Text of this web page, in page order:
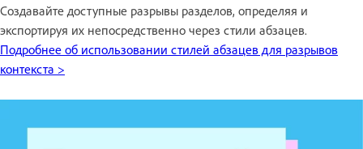
Создавайте доступные разрывы разделов, определяя и
экспортируя их непосредственно через стили абзацев.
Подробнее об использовании стилей абзацев для разрывов
контекста >